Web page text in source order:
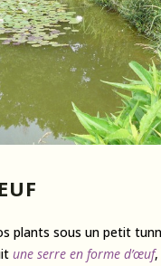
plants sous un petit
une serre en forme d’œuf,